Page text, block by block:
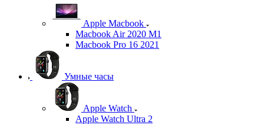
Apple Macbook
Macbook Air 2020 M1
Macbook Pro 16 2021
Умные часы
Apple Watch
Apple Watch Ultra 2